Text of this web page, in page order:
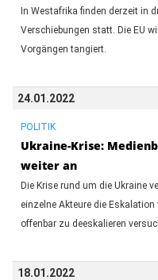
In Westafrika finden derzeit in
Verschiebungen statt. Die EU
Vorgängen tangiert.
24.01.2022
POLITIK
Ukraine-Krise:
weiter an
Die Krise rund um die Ukraine
einzelne Akteure die
offenbar zu deeskalieren
18.01.2022